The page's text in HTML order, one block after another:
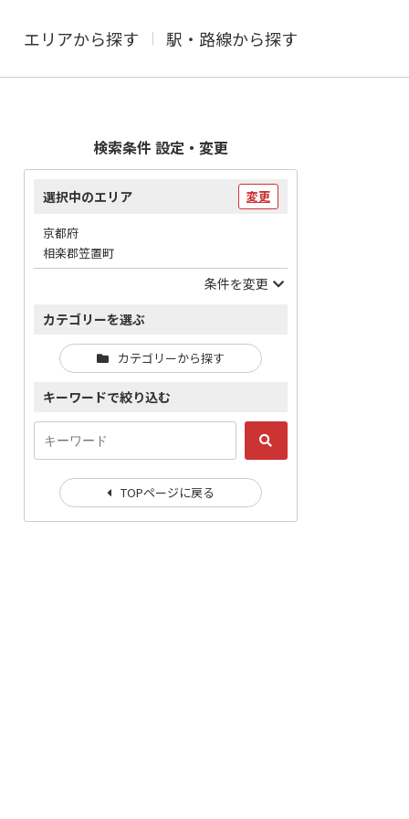
エリアから探す 駅・路線から探す
検索条件 設定・変更
選択中のエリア 変更
京都府
相楽郡笠置町
条件を変更
カテゴリーを選ぶ
カテゴリーから探す
キーワードで絞り込む
TOPページに戻る